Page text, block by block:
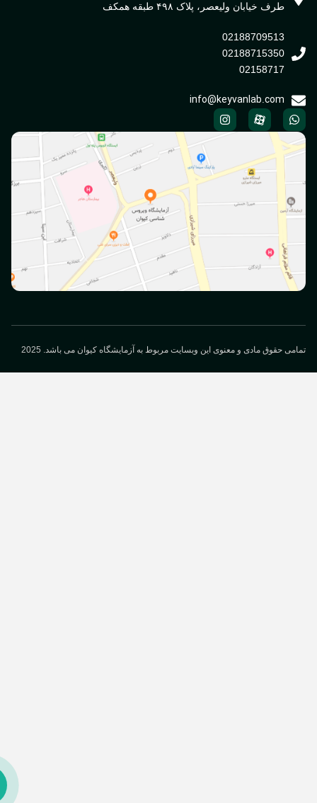
طرف خیابان ولیعصر، پلاک ۴۹۸ طبقه همکف
02188709513
02188715350
02158717
info@keyvanlab.com
حقوق مادی و معنوی این وبسایت مربوط به آزمایشگاه کیوان می باشد. 2025